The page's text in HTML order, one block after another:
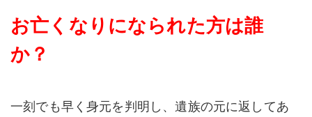
お亡くなりになられた方は誰
か？
一刻でも早く身元を判明し、遺族の元に返してあ